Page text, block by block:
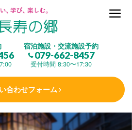
宿泊施設・交流施設予約
079-662-8457
受付時間 8:30〜17:30
合わせフォーム